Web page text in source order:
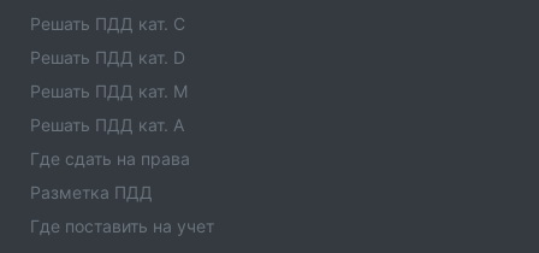
Список единых агентов в населенном пункте -
Единые агенты в городе Лениногорск. Адреса,
Единые агенты в городе Лаишево
Список единых агентов в населенном пункте -
Единые агенты в городе Лаишево. Адреса, телефоны,
услуги , отзывы
Решать ПДД кат. C
Решать ПДД кат. D
Решать ПДД кат. M
Решать ПДД кат. A
Где сдать на права
Разметка ПДД
Где поставить на учет